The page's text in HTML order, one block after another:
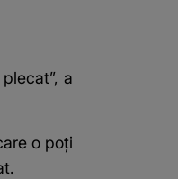
a
o poți